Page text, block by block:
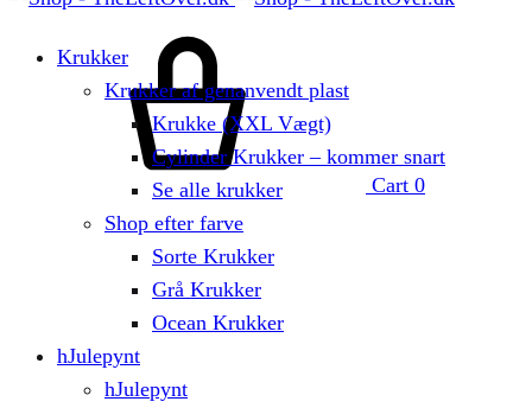
Cart 0
Krukker
Krukker af genanvendt plast
Krukke (XXL Vægt)
Cylinder Krukker – kommer snart
Se alle krukker
Shop efter farve
Sorte Krukker
Grå Krukker
Ocean Krukker
hJulepynt
hJulepynt